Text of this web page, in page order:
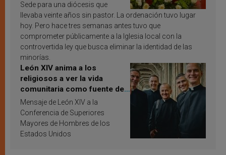
Sede para una diócesis que
llevaba veinte años sin pastor. La ordenación tuvo lugar
hoy. Pero hace tres semanas antes tuvo que
comprometer públicamente a la Iglesia local con la
controvertida ley que busca eliminar la identidad de las
minorías.
León XIV anima a los
religiosos a ver la vida
comunitaria como fuente de
inspiración y santificación
Mensaje de León XIV a la
Conferencia de Superiores
Mayores de Hombres de los
Estados Unidos